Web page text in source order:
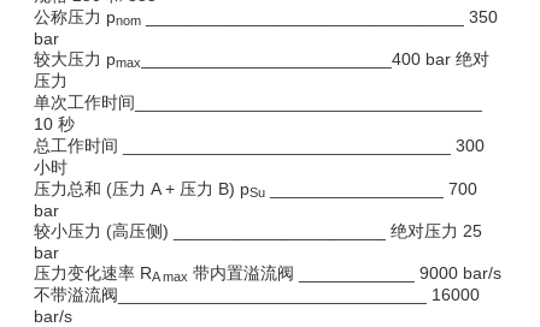
公称压力 pnom
_________________________________ 350
bar
较大压力 pmax __________________________400 bar绝对
压力
单次工作时间____________________________________
10 秒
总工作时间 __________________________________ 300
小时
压力总和 (压力 A + 压力 B) pSu
__________________ 700
bar
较小压力 (高压侧) ______________________绝对压力 25
bar
压力变化速率 RA max 带内置溢流阀 ____________ 9000 bar/s
不带溢流阀________________________________ 16000
bar/s